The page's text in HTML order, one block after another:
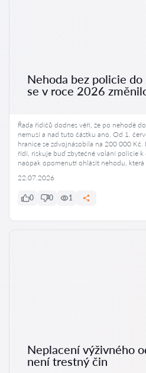
Nehoda bez policie
se v roce 2026
Řada řidičů dodnes věří, že po nehodě
nemusí a nad tuto částku ano. Od 1.
hranice se zdvojnásobila na 200 000
řídí, riskuje buď zbytečné volání policie
naopak opomenutí ohlásit nehodu,
22.07.2026
0 0 1
Neplacení výživného
není trestný čin